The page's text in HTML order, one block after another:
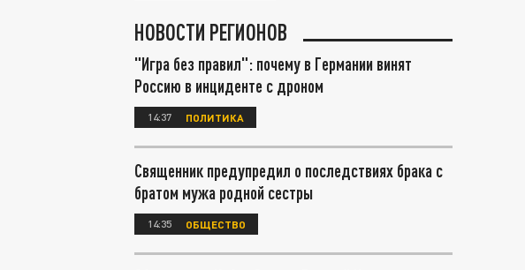
НОВОСТИ РЕГИОНОВ
"Игра без правил": почему в Германии винят
Россию в инциденте с дроном
14:37 ПОЛИТИКА
Священник предупредил о последствиях брака с
братом мужа родной сестры
14:35 ОБЩЕСТВО